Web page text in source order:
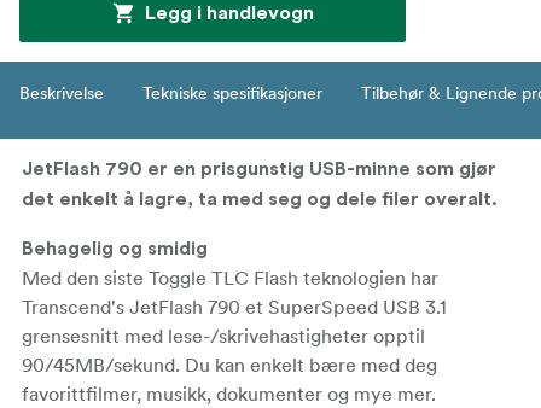
Legg i handlevogn
Beskrivelse Tekniske spesifikasjoner Tilbehør & Lignende
JetFlash 790 er en prisgunstig USB-minne som gjør
det enkelt å lagre, ta med seg og dele filer overalt.
Behagelig og smidig
Med den siste Toggle TLC Flash teknologien har
Transcend's JetFlash 790 et SuperSpeed USB 3.1
grensesnitt med lese-/skrivehastigheter opptil
90/45MB/sekund. Du kan enkelt bære med deg
favorittfilmer, musikk, dokumenter og mye mer.